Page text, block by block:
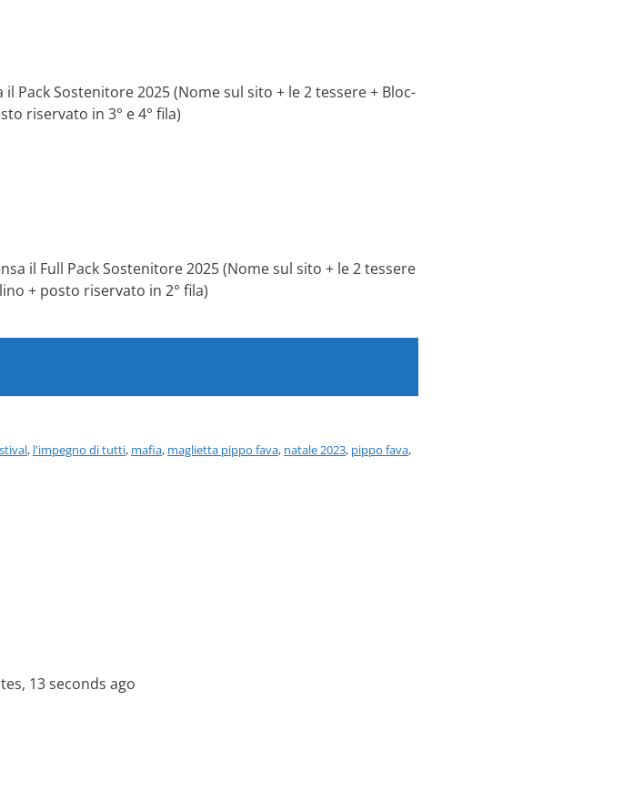
Pack Sostenitore 2025 (Nome sul sito + le 2 tessere + Bloc-
riservato in 3° e 4° fila)
il Full Pack Sostenitore 2025 (Nome sul sito + le 2 tessere
+ posto riservato in 2° fila)
, l'impegno di tutti, mafia, maglietta pippo fava, natale 2023, pippo fava,
13 seconds ago